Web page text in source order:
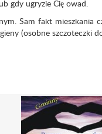
gdy ugryzie Cię owad.
Sam fakt mieszkania
(osobne szczoteczki